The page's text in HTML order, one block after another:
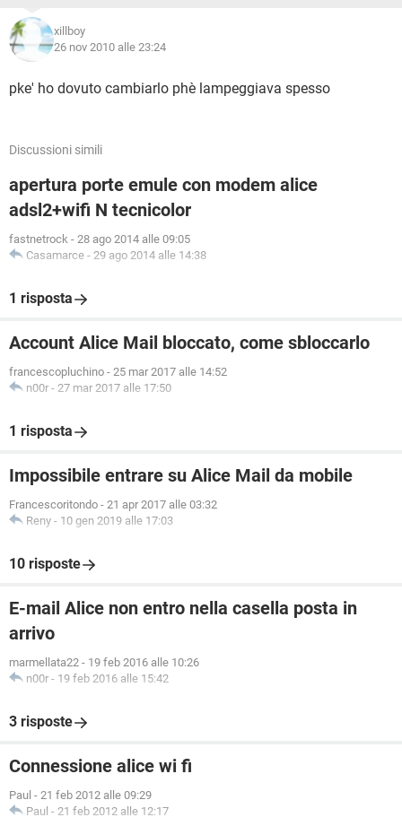
xillboy
26 nov 2010 alle 23:24
pke' ho dovuto cambiarlo phè lampeggiava spesso
Discussioni simili
apertura porte emule con modem alice
adsl2+wifi N tecnicolor
fastnetrock - 28 ago 2014 alle 09:05
Casamarce - 29 ago 2014 alle 14:38
1 risposta
Account Alice Mail bloccato, come sbloccarlo
francescopluchino - 25 mar 2017 alle 14:52
n00r - 27 mar 2017 alle 17:50
1 risposta
Impossibile entrare su Alice Mail da mobile
Francescoritondo - 21 apr 2017 alle 03:32
Reny - 10 gen 2019 alle 17:03
10 risposte
E-mail Alice non entro nella casella posta in
arrivo
marmellata22 - 19 feb 2016 alle 10:26
n00r - 19 feb 2016 alle 15:42
3 risposte
Connessione alice wi fi
Paul - 21 feb 2012 alle 09:29
Paul - 21 feb 2012 alle 12:17